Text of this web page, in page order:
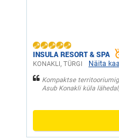
INSULA RESORT & SPA
KONAKLI, ТÜRGI Näita
Kompaktse
Asub Konakli küla